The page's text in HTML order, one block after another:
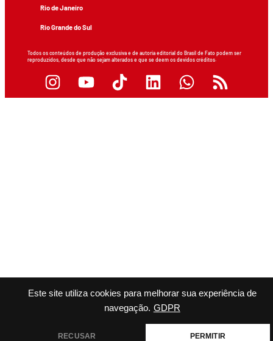
Este site utiliza cookies para melhorar sua experiência de
navegação. GDPR
RECUSAR PERMITIR
Rio de Janeiro
Rio Grande do Sul
Todos os conteúdos de produção exclusiva e de autoria editorial do Brasil de Fato podem ser
reproduzidos, desde que não sejam alterados e que se deem os devidos créditos.